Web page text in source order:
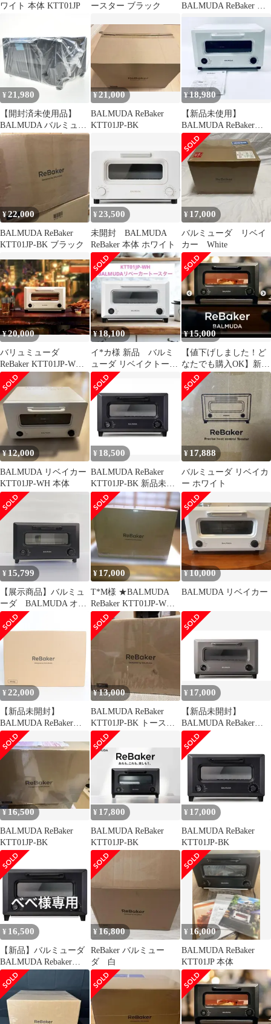
ワイト 本体 KTT01JP
ースター ブラック
BALMUDA ReBaker ブ
ラック KTT01JP-BK
¥21,980
【開封済未使用品】
BALMUDA バルミュー
ダ リベイクトースター
ReBaker リベイカー
¥21,000
BALMUDA ReBaker
KTT01JP-BK
¥18,980
【新品未使用】
BALMUDA ReBaker
KTT01JP 本体
¥22,000
BALMUDA ReBaker
KTT01JP-BK ブラック
¥ 23,500
未開封 BALMUDA
ReBaker 本体 ホワイト
¥ 17,000
バルミューダ リベイ
カー White
¥20,000
バリュミューダ
ReBaker KTT01JP-WH
[ホワイト]
¥18,100
イ*カ様 新品 バルミ
ューダ リベイクトース
ター BALMUDA
ReBaker
¥15,000
【値下げしました！ど
なたでも購入OK】新
品 バルミューダ リ
ベイカー
¥12,000
BALMUDA リベイカー
KTT01JP-WH 本体
¥ 18,500
BALMUDA ReBaker
KTT01JP-BK 新品未使
用
¥ 17,888
バルミューダ リベイカ
ー ホワイト
¥ 15,799
【展示商品】バルミュ
ーダ BALMUDA オー
ブントースター バルミ
ューダ リベイカー
1300W/食パン2枚 ブラ
¥ 17,000
T*M様 ★BALMUDA
ReBaker KTT01JP-WH
トースター(W
¥10,000
BALMUDA リベイカー
¥22,000
【新品未開封】
BALMUDA ReBaker
KTT01JP-WH ホワイト
ベイクトースター バル
ミューダ リベイカー 本
¥13,000
BALMUDA ReBaker
KTT01JP-BK トースタ
ー
¥ 17,000
【新品未開封】
BALMUDA ReBaker
KTT01JP-GR
¥16,500
BALMUDA ReBaker
KTT01JP-BK
¥ 17,800
BALMUDA ReBaker
KTT01JP-BK
¥ 17,000
BALMUDA ReBaker
KTT01JP-BK
¥ 16,500
【新品】バルミューダ
BALMUDA Rebaker
KTT01JP-BK
¥ 16,800
ReBaker バルミュー
ダ 白
¥ 16,000
BALMUDA ReBaker
KTT01JP 本体